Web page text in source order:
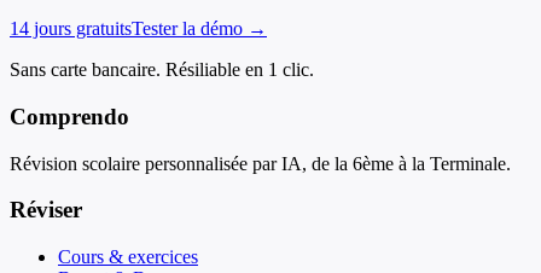
14 jours gratuitsTester la démo →
Sans carte bancaire. Résiliable en 1 clic.
Comprendo
Révision scolaire personnalisée par IA, de la 6ème à la Terminale.
Réviser
Cours & exercices